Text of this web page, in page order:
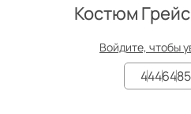
Костюм
Войдите, чтобы
444648